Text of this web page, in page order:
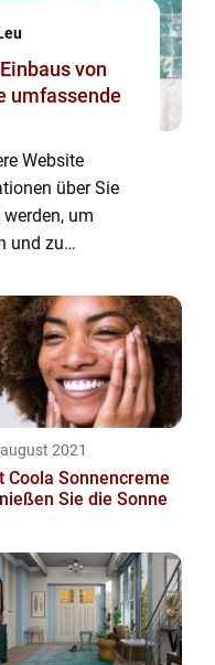
von
umfassende
Website
über Sie
um
und zu
Wenn
2021
Coola Sonnencreme
Sie die Sonne